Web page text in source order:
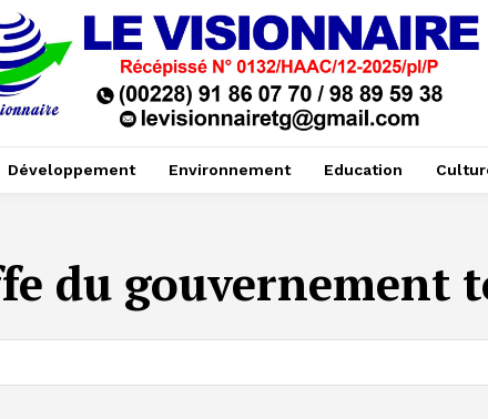
Développement Environnement Education
du gouvernement